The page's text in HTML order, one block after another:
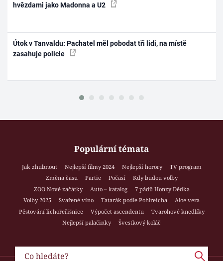
hvězdami jako Madonna a U2
Útok v Tanvaldu: Pachatel měl pobodat tři lidi, na místě
zasahuje policie
Populární témata
Jak zhubnout Nejlepší filmy 2024 Nejlepší horory
TV program
Změna času
Partie Počasí
Kdy budou volby
ZOO Nové začátky
Auto – katalog
7 pádů Honzy Dědka
Volby 2025
Svařené víno Tatarák podle Pohlreicha
Aloe vera
Pěstování lichořeřišnice
Výpočet ascendentu
Tvarohové knedlíky
Nejlepší palačinky
Švestkový koláč